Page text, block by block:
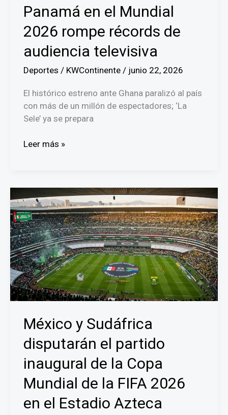
del
Mundo
Panamá en el Mundial
2026 rompe récords de
audiencia televisiva
Deportes / KWContinente / junio 22, 2026
El histórico estreno ante Ghana paralizó al país
con más de un millón de espectadores; ‘La
Sele’ ya se prepara
¡Histórico!
Panamá
en
el
Mundial
2026
rompe
récords
de
audiencia
Leer más »
México y Sudáfrica
disputarán el partido
inaugural de la Copa
Mundial de la FIFA 2026
en el Estadio Azteca